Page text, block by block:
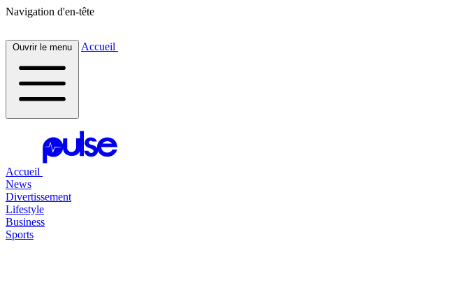
Navigation d'en-tête
Ouvrir le menu Accueil
Accueil
News
Divertissement
Lifestyle
Business
Sports